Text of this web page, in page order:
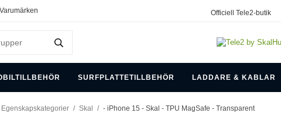
Varumärken Officiell Tele2-butik
SURFPLATTETILLBEHÖR LADDARE & KABLAR
Egenskapskategorier / Skal / - iPhone 15 - Skal - TPU MagSafe - Transparent